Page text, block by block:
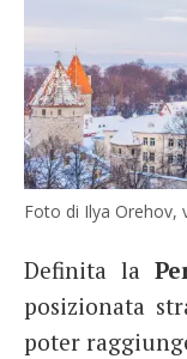
Foto di Ilya Orehov,
Definita la
posizionata
poter